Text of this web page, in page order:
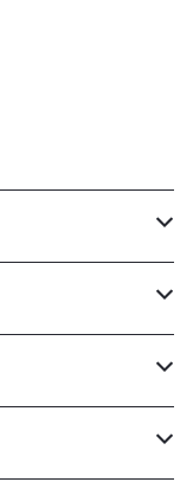
ホール引っ掛けタ